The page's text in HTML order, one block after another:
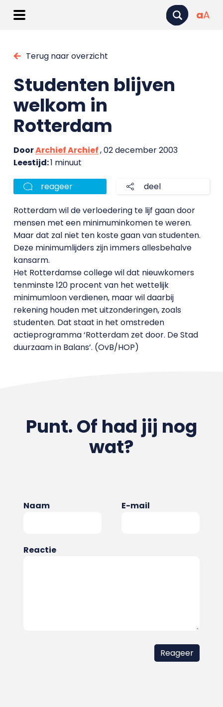
aA
Terug naar overzicht
Studenten blijven
welkom in
Rotterdam
DoorArchief Archief, 02 december 2003
Leestijd:1 minuut
reageer deel
Rotterdam wil de verloedering te lijf gaan door
mensen met een minimuminkomen te weren.
Maar dat zal niet ten koste gaan van studenten.
Deze minimumlijders zijn immers allesbehalve
kansarm.
Het Rotterdamse college wil dat nieuwkomers
tenminste 120 procent van het wettelijk
minimumloon verdienen, maar wil daarbij
rekening houden met uitzonderingen, zoals
studenten. Dat staat in het omstreden
actieprogramma ‘Rotterdam zet door. De Stad
duurzaam in Balans’. (OvB/HOP)
Punt. Of had jij nog
wat?
Naam E-mail
Reactie